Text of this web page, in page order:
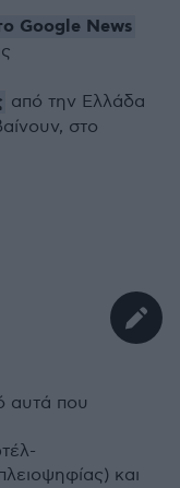
Google News
από την Ελλάδα
στο
αυτά που
και